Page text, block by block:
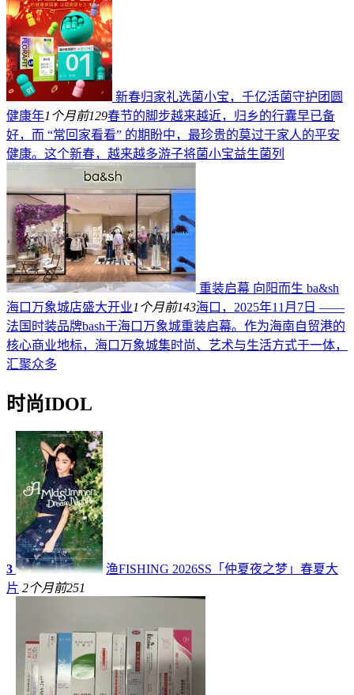
新春归家礼选菌小宝，千亿活菌守护团圆
健康年1个月前129春节的脚步越来越近，归乡的行囊早已备
好，而 “常回家看看” 的期盼中，最珍贵的莫过于家人的平安
健康。这个新春，越来越多游子将菌小宝益生菌列
重装启幕 向阳而生 ba&sh
海口万象城店盛大开业1个月前143海口，2025年11月7日 ——
法国时装品牌bash于海口万象城重装启幕。作为海南自贸港的
核心商业地标，海口万象城集时尚、艺术与生活方式于一体，
汇聚众多
时尚IDOL
3
渔FISHING 2026SS「仲夏夜之梦」春夏大
片 2个月前251